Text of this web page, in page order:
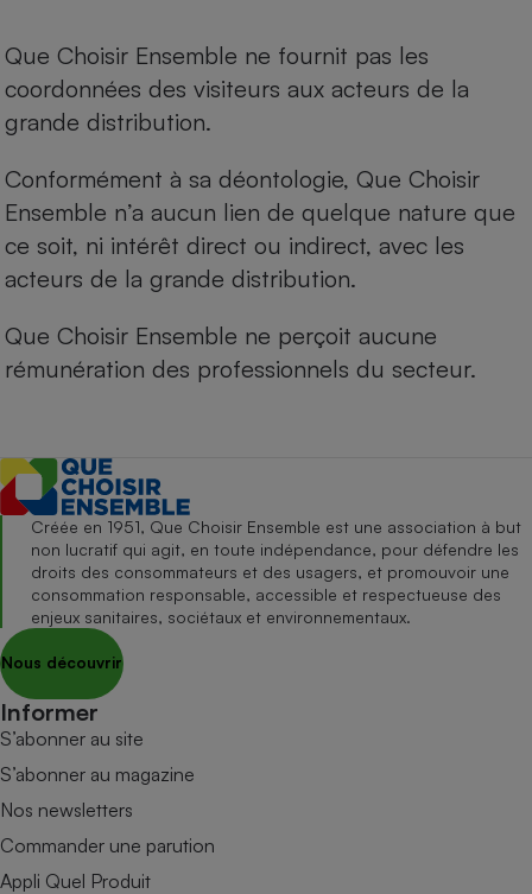
Que Choisir Ensemble ne fournit pas les
coordonnées des visiteurs aux acteurs de la
grande distribution.
Conformément à sa déontologie, Que Choisir
Ensemble n’a aucun lien de quelque nature que
ce soit, ni intérêt direct ou indirect, avec les
acteurs de la grande distribution.
Que Choisir Ensemble ne perçoit aucune
rémunération des professionnels du secteur.
Créée en 1951, Que Choisir Ensemble est une association à but
non lucratif qui agit, en toute indépendance, pour défendre les
droits des consommateurs et des usagers, et promouvoir une
consommation responsable, accessible et respectueuse des
enjeux sanitaires, sociétaux et environnementaux.
Nous découvrir
Informer
S’abonner au site
S’abonner au magazine
Nos newsletters
Commander une parution
Appli Quel Produit